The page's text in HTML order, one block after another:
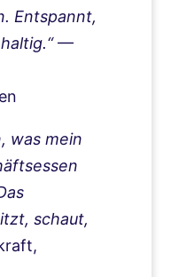
Entspannt,
—
was mein
schaut,